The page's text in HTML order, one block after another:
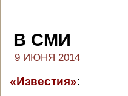
В СМИ
9 ИЮНЯ 2014
«Известия»: